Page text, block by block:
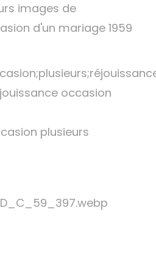
images de
d'un mariage 1959
occasion
plusieurs